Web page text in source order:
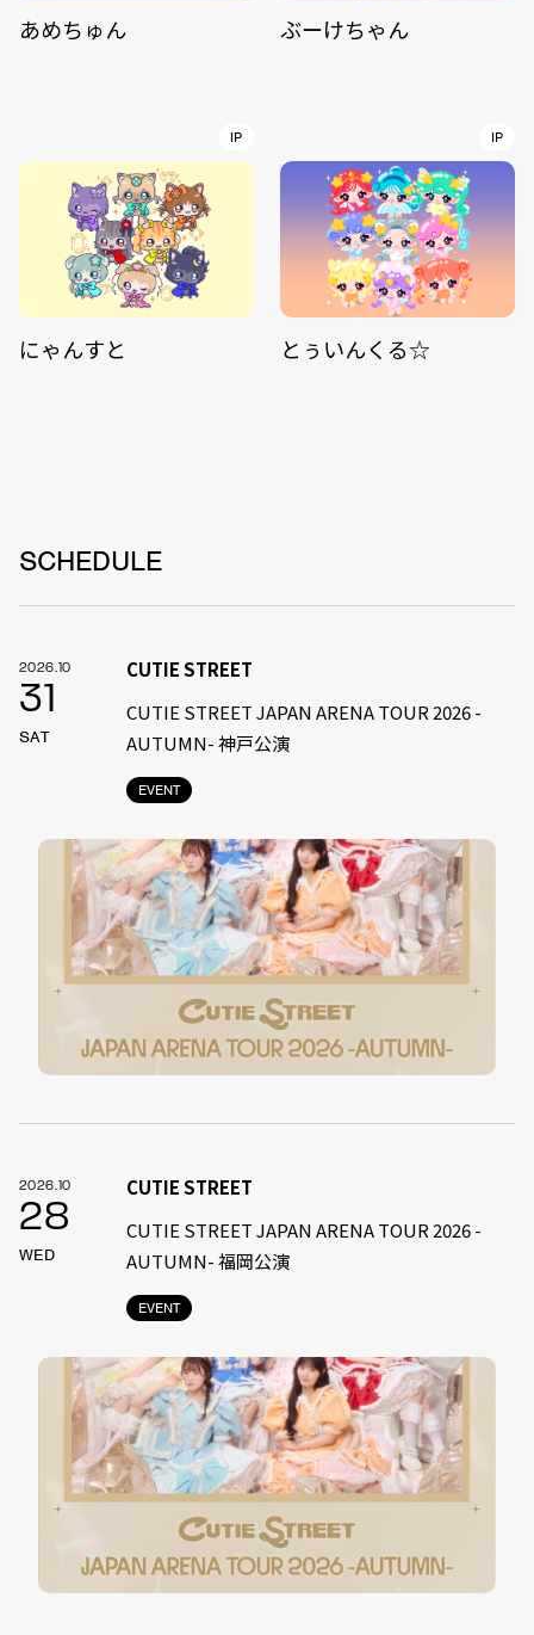
あめちゅん ぶーけちゃん
IP
にゃんすと
IP
とぅいんくる☆
SCHEDULE
2026.10
31
SAT
EVENT
CUTIE STREET
CUTIE STREET JAPAN ARENA TOUR 2026 -
AUTUMN- 神戸公演
2026.10
28
WED
EVENT
CUTIE STREET
CUTIE STREET JAPAN ARENA TOUR 2026 -
AUTUMN- 福岡公演